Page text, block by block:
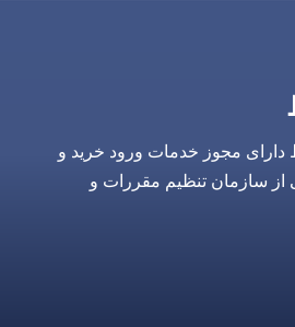
دارای مجوز خدمات ورود خرید و
از سازمان تنظیم مقررات و